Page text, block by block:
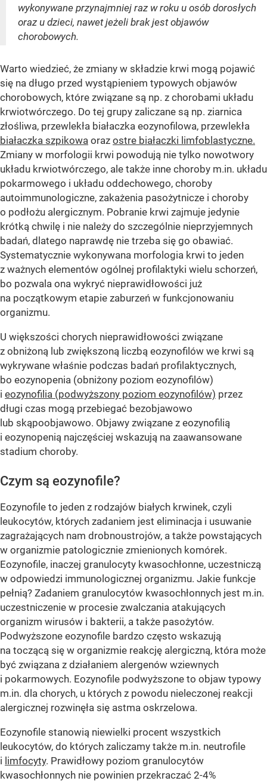
wykonywane przynajmniej raz w roku u osób dorosłych
oraz u dzieci, nawet jeżeli brak jest objawów
chorobowych.
Warto wiedzieć, że zmiany w składzie krwi mogą pojawić
się na długo przed wystąpieniem typowych objawów
chorobowych, które związane są np. z chorobami układu
krwiotwórczego. Do tej grupy zaliczane są np. ziarnica
złośliwa, przewlekła białaczka eozynofilowa, przewlekła
białaczka szpikowa oraz ostre białaczki limfoblastyczne.
Zmiany w morfologii krwi powodują nie tylko nowotwory
układu krwiotwórczego, ale także inne choroby m.in. układu
pokarmowego i układu oddechowego, choroby
autoimmunologiczne, zakażenia pasożytnicze i choroby
o podłożu alergicznym. Pobranie krwi zajmuje jedynie
krótką chwilę i nie należy do szczególnie nieprzyjemnych
badań, dlatego naprawdę nie trzeba się go obawiać.
Systematycznie wykonywana morfologia krwi to jeden
z ważnych elementów ogólnej profilaktyki wielu schorzeń,
bo pozwala ona wykryć nieprawidłowości już
na początkowym etapie zaburzeń w funkcjonowaniu
organizmu.
U większości chorych nieprawidłowości związane
z obniżoną lub zwiększoną liczbą eozynofilów we krwi są
wykrywane właśnie podczas badań profilaktycznych,
bo eozynopenia (obniżony poziom eozynofilów)
i eozynofilia (podwyższony poziom eozynofilów) przez
długi czas mogą przebiegać bezobjawowo
lub skąpoobjawowo. Objawy związane z eozynofilią
i eozynopenią najczęściej wskazują na zaawansowane
stadium choroby.
Czym są eozynofile?
Eozynofile to jeden z rodzajów białych krwinek, czyli
leukocytów, których zadaniem jest eliminacja i usuwanie
zagrażających nam drobnoustrojów, a także powstających
w organizmie patologicznie zmienionych komórek.
Eozynofile, inaczej granulocyty kwasochłonne, uczestniczą
w odpowiedzi immunologicznej organizmu. Jakie funkcje
pełnią? Zadaniem granulocytów kwasochłonnych jest m.in.
uczestniczenie w procesie zwalczania atakujących
organizm wirusów i bakterii, a także pasożytów.
Podwyższone eozynofile bardzo często wskazują
na toczącą się w organizmie reakcję alergiczną, która może
być związana z działaniem alergenów wziewnych
i pokarmowych. Eozynofile podwyższone to objaw typowy
m.in. dla chorych, u których z powodu nieleczonej reakcji
alergicznej rozwinęła się astma oskrzelowa.
Eozynofile stanowią niewielki procent wszystkich
leukocytów, do których zaliczamy także m.in. neutrofile
i limfocyty. Prawidłowy poziom granulocytów
kwasochłonnych nie powinien przekraczać 2-4%